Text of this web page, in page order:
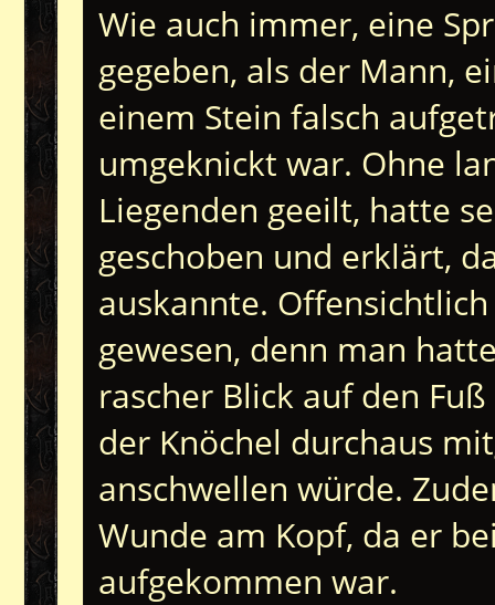
Wie auch immer, eine
gegeben, als der Mann,
einem Stein falsch
umgeknickt war. Ohne
Liegenden geeilt, hatte
geschoben und erklärt,
auskannte.
gewesen, denn man
rascher Blick auf den
der Knöchel durchaus
anschwellen würde.
Wunde am Kopf, da er
aufgekommen war.